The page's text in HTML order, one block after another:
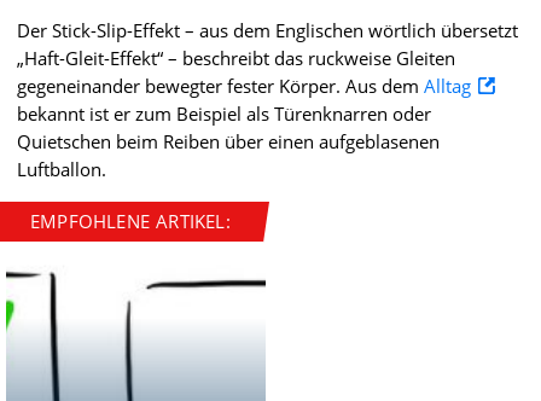
Der Stick-Slip-Effekt – aus dem Englischen wörtlich übersetzt
„Haft-Gleit-Effekt“ – beschreibt das ruckweise Gleiten
gegeneinander bewegter fester Körper. Aus dem Alltag
bekannt ist er zum Beispiel als Türenknarren oder
Quietschen beim Reiben über einen aufgeblasenen
Luftballon.
EMPFOHLENE ARTIKEL: